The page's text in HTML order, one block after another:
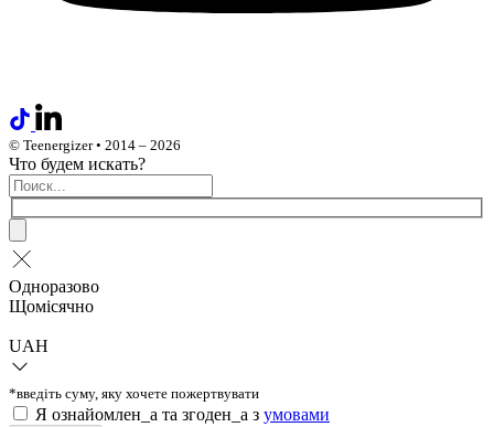
© Teenergizer • 2014 – 2026
Что будем искать?
Одноразово
Щомісячно
UAH
*введіть суму, яку хочете пожертвувати
Я ознайомлен_а та згоден_а з умовами